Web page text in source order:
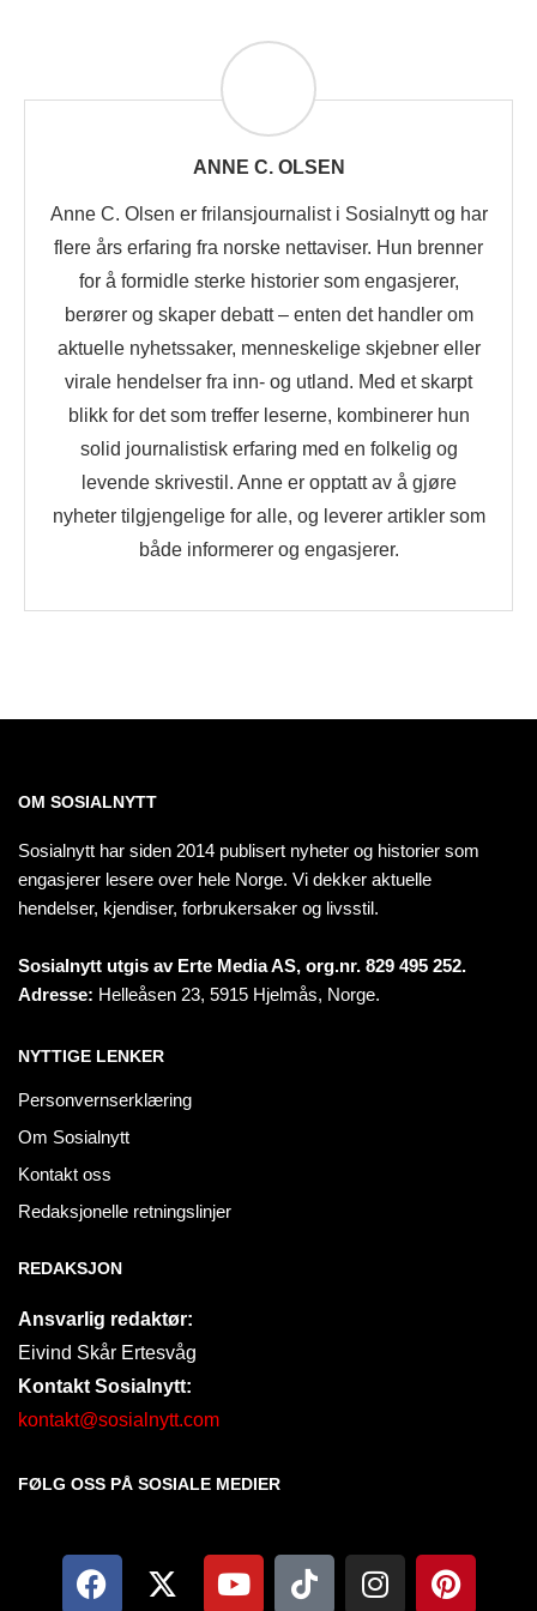
ANNE C. OLSEN
Anne C. Olsen er frilansjournalist i Sosialnytt og har
flere års erfaring fra norske nettaviser. Hun brenner
for å formidle sterke historier som engasjerer,
berører og skaper debatt – enten det handler om
aktuelle nyhetssaker, menneskelige skjebner eller
virale hendelser fra inn- og utland. Med et skarpt
blikk for det som treffer leserne, kombinerer hun
solid journalistisk erfaring med en folkelig og
levende skrivestil. Anne er opptatt av å gjøre
nyheter tilgjengelige for alle, og leverer artikler som
både informerer og engasjerer.
OM SOSIALNYTT
Sosialnytt har siden 2014 publisert nyheter og historier som
engasjerer lesere over hele Norge. Vi dekker aktuelle
hendelser, kjendiser, forbrukersaker og livsstil.
Sosialnytt utgis av Erte Media AS, org.nr. 829 495 252.
Adresse: Helleåsen 23, 5915 Hjelmås, Norge.
NYTTIGE LENKER
Personvernserklæring
Om Sosialnytt
Kontakt oss
Redaksjonelle retningslinjer
REDAKSJON
Ansvarlig redaktør:
Eivind Skår Ertesvåg
Kontakt Sosialnytt:
kontakt@sosialnytt.com
FØLG OSS PÅ SOSIALE MEDIER​